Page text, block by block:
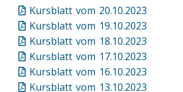
Kursblatt vom 20.10.2023
Kursblatt vom 19.10.2023
Kursblatt vom 18.10.2023
Kursblatt vom 17.10.2023
Kursblatt vom 16.10.2023
Kursblatt vom 13.10.2023